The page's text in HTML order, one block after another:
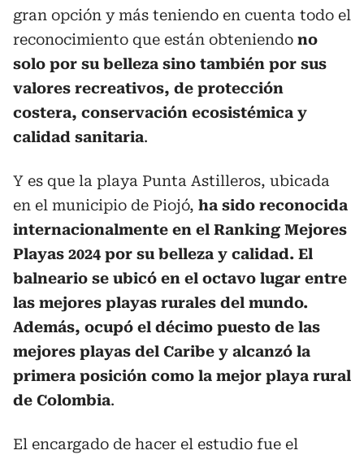
gran opción y más teniendo en cuenta todo el
reconocimiento que están obteniendo no
solo por su belleza sino también por sus
valores recreativos, de protección
costera, conservación ecosistémica y
calidad sanitaria.
Y es que la playa Punta Astilleros, ubicada
en el municipio de Piojó, ha sido reconocida
internacionalmente en el Ranking Mejores
Playas 2024 por su belleza y calidad. El
balneario se ubicó en el octavo lugar entre
las mejores playas rurales del mundo.
Además, ocupó el décimo puesto de las
mejores playas del Caribe y alcanzó la
primera posición como la mejor playa rural
de Colombia.
El encargado de hacer el estudio fue el